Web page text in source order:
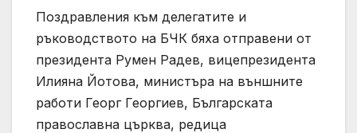
Поздравления към делегатите и
ръководството на БЧК бяха отправени от
президента Румен Радев, вицепрезидента
Илияна Йотова, министъра на външните
работи Георг Георгиев, Българската
православна църква, редица